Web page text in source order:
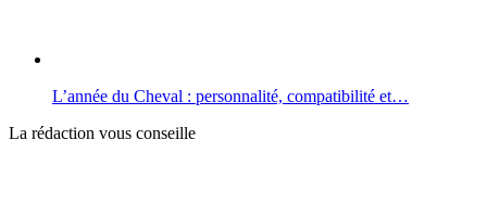
L’année du Cheval : personnalité, compatibilité et…
La rédaction vous conseille